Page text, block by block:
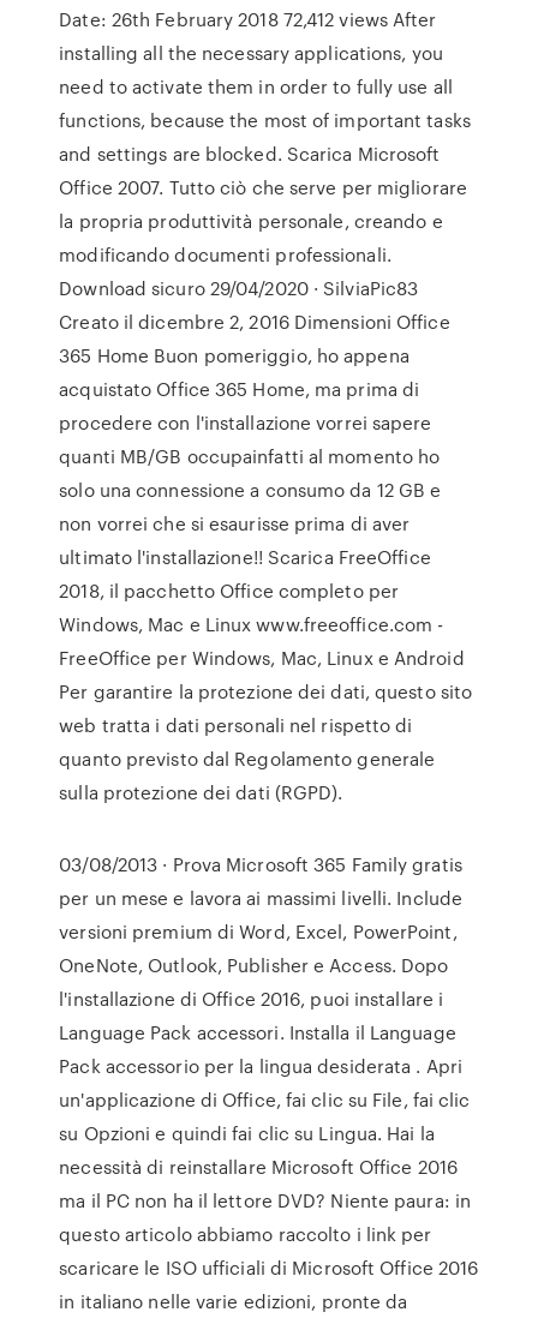
Date: 26th February 2018 72,412 views After
installing all the necessary applications, you
need to activate them in order to fully use all
functions, because the most of important tasks
and settings are blocked. Scarica Microsoft
Office 2007. Tutto ciò che serve per migliorare
la propria produttività personale, creando e
modificando documenti professionali.
Download sicuro 29/04/2020 · SilviaPic83
Creato il dicembre 2, 2016 Dimensioni Office
365 Home Buon pomeriggio, ho appena
acquistato Office 365 Home, ma prima di
procedere con l'installazione vorrei sapere
quanti MB/GB occupainfatti al momento ho
solo una connessione a consumo da 12 GB e
non vorrei che si esaurisse prima di aver
ultimato l'installazione!! Scarica FreeOffice
2018, il pacchetto Office completo per
Windows, Mac e Linux www.freeoffice.com -
FreeOffice per Windows, Mac, Linux e Android
Per garantire la protezione dei dati, questo sito
web tratta i dati personali nel rispetto di
quanto previsto dal Regolamento generale
sulla protezione dei dati (RGPD).
03/08/2013 · Prova Microsoft 365 Family gratis
per un mese e lavora ai massimi livelli. Include
versioni premium di Word, Excel, PowerPoint,
OneNote, Outlook, Publisher e Access. Dopo
l'installazione di Office 2016, puoi installare i
Language Pack accessori. Installa il Language
Pack accessorio per la lingua desiderata . Apri
un'applicazione di Office, fai clic su File, fai clic
su Opzioni e quindi fai clic su Lingua. Hai la
necessità di reinstallare Microsoft Office 2016
ma il PC non ha il lettore DVD? Niente paura: in
questo articolo abbiamo raccolto i link per
scaricare le ISO ufficiali di Microsoft Office 2016
in italiano nelle varie edizioni, pronte da